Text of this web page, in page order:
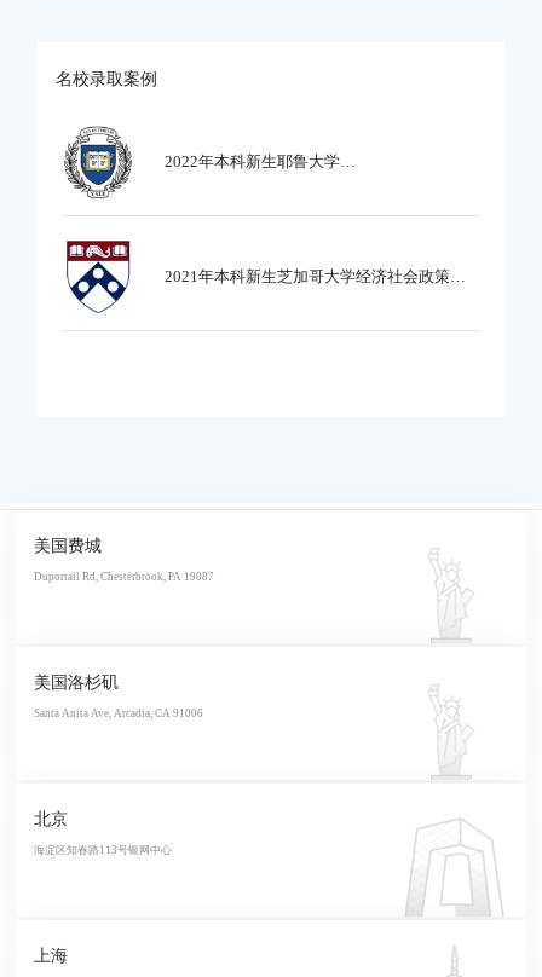
名校录取案例
2022年本科新生耶鲁大学
2021年本科新生芝加哥大学经济社会政策专
美国费城
Duportail Rd, Chesterbrook, PA 19087
美国洛杉矶
Santa Anita Ave, Arcadia, CA 91006
北京
海淀区知春路113号银网中心
上海